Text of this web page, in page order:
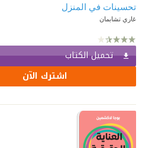
تحسينات في المنزل
غاري تشابمان
تحميل الكتاب
اشترك الآن